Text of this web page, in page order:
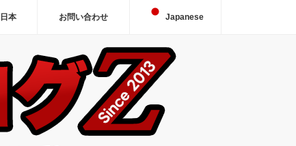
本 お問い合わせ Japanese